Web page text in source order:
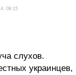
09:15
слухов.
украинцев,